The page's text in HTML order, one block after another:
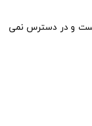
و در دسترس نمی